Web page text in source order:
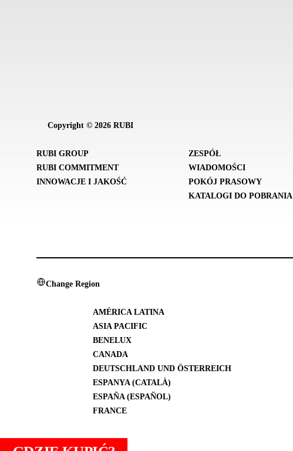
Copyright © 2026 RUBI
RUBI GROUP
RUBI COMMITMENT
INNOWACJE I JAKOŚĆ
ZESPÓŁ
WIADOMOŚCI
POKÓJ PRASOWY
KATALOGI DO POBRANIA
Change Region
AMÉRICA LATINA
ASIA PACIFIC
BENELUX
CANADA
DEUTSCHLAND UND ÖSTERREICH
ESPANYA (CATALÀ)
ESPAÑA (ESPAÑOL)
FRANCE